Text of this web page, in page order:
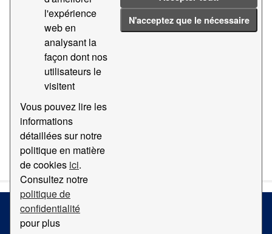
l'expérience
web en
analysant la
façon dont nos
utilisateurs le
visitent
Vous pouvez lire les
informations
détaillées sur notre
politique en matière
de cookies ici.
Consultez notre
politique de
confidentialité
pour plus
N'acceptez que le nécessaire
Filter Results
Rapport statistique du Port de Barcelona. État
financier 2012
Données statistiques de l'état financier
Docs).